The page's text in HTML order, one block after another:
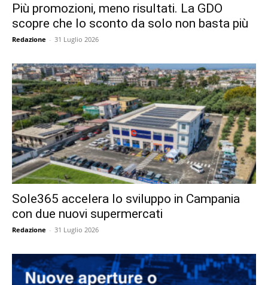
Più promozioni, meno risultati. La GDO
scopre che lo sconto da solo non basta più
Redazione - 31 Luglio 2026
Sole365 accelera lo sviluppo in Campania
con due nuovi supermercati
Redazione - 31 Luglio 2026